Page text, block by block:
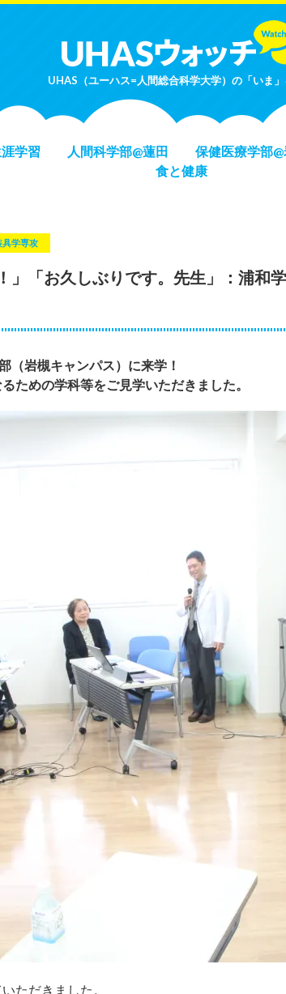
UHAS（ユーハス=人間総合科学大学）の「いま
学習 人間科学部@蓮田 保健医療学部
食と健康
具学専攻
」「お久しぶりです。先生」：浦和
（岩槻キャンパス）に来学！
ための学科等をご見学いただきました。
ただきました。